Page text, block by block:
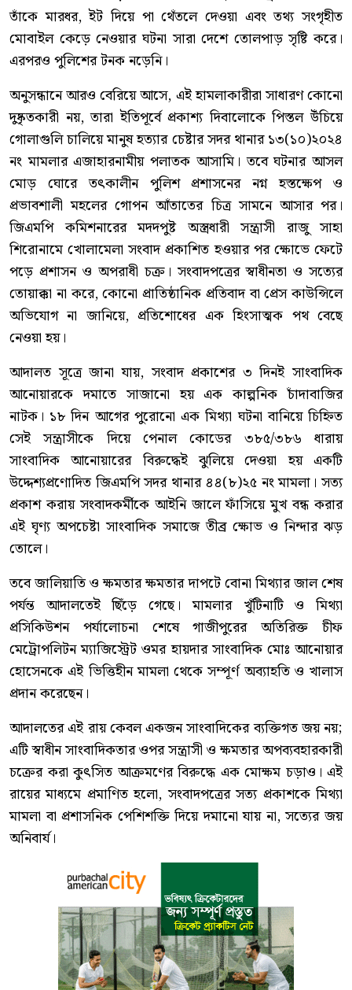
তাঁকে মারধর, ইট দিয়ে পা থেঁতলে দেওয়া এবং তথ্য সংগৃহীত
মোবাইল কেড়ে নেওয়ার ঘটনা সারা দেশে তোলপাড় সৃষ্টি করে।
এরপরও পুলিশের টনক নড়েনি।
অনুসন্ধানে আরও বেরিয়ে আসে, এই হামলাকারীরা সাধারণ কোনো
দুষ্কৃতকারী নয়, তারা ইতিপূর্বে প্রকাশ্য দিবালোকে পিস্তল উঁচিয়ে
গোলাগুলি চালিয়ে মানুষ হত্যার চেষ্টার সদর থানার ১৩(১০)২০২৪
নং মামলার এজাহারনামীয় পলাতক আসামি। তবে ঘটনার আসল
মোড় ঘোরে তৎকালীন পুলিশ প্রশাসনের নগ্ন হস্তক্ষেপ ও
প্রভাবশালী মহলের গোপন আঁতাতের চিত্র সামনে আসার পর।
জিএমপি কমিশনারের মদদপুষ্ট অস্ত্রধারী সন্ত্রাসী রাজু সাহা
শিরোনামে খোলামেলা সংবাদ প্রকাশিত হওয়ার পর ক্ষোভে ফেটে
পড়ে প্রশাসন ও অপরাধী চক্র। সংবাদপত্রের স্বাধীনতা ও সত্যের
তোয়াক্কা না করে, কোনো প্রাতিষ্ঠানিক প্রতিবাদ বা প্রেস কাউন্সিলে
অভিযোগ না জানিয়ে, প্রতিশোধের এক হিংসাত্মক পথ বেছে
নেওয়া হয়।
আদালত সূত্রে জানা যায়, সংবাদ প্রকাশের ৩ দিনই সাংবাদিক
আনোয়ারকে দমাতে সাজানো হয় এক কাল্পনিক চাঁদাবাজির
নাটক। ১৮ দিন আগের পুরোনো এক মিথ্যা ঘটনা বানিয়ে চিহ্নিত
সেই সন্ত্রাসীকে দিয়ে পেনাল কোডের ৩৮৫/৩৮৬ ধারায়
সাংবাদিক আনোয়ারের বিরুদ্ধেই ঝুলিয়ে দেওয়া হয় একটি
উদ্দেশ্যপ্রণোদিত জিএমপি সদর থানার ৪৪(৮)২৫ নং মামলা। সত্য
প্রকাশ করায় সংবাদকর্মীকে আইনি জালে ফাঁসিয়ে মুখ বন্ধ করার
এই ঘৃণ্য অপচেষ্টা সাংবাদিক সমাজে তীব্র ক্ষোভ ও নিন্দার ঝড়
তোলে।
তবে জালিয়াতি ও ক্ষমতার ক্ষমতার দাপটে বোনা মিথ্যার জাল শেষ
পর্যন্ত আদালতেই ছিঁড়ে গেছে। মামলার খুঁটিনাটি ও মিথ্যা
প্রসিকিউশন পর্যালোচনা শেষে গাজীপুরের অতিরিক্ত চীফ
মেট্রোপলিটন ম্যাজিস্ট্রেট ওমর হায়দার সাংবাদিক মোঃ আনোয়ার
হোসেনকে এই ভিত্তিহীন মামলা থেকে সম্পূর্ণ অব্যাহতি ও খালাস
প্রদান করেছেন।
আদালতের এই রায় কেবল একজন সাংবাদিকের ব্যক্তিগত জয় নয়;
এটি স্বাধীন সাংবাদিকতার ওপর সন্ত্রাসী ও ক্ষমতার অপব্যবহারকারী
চক্রের করা কুৎসিত আক্রমণের বিরুদ্ধে এক মোক্ষম চড়াও। এই
রায়ের মাধ্যমে প্রমাণিত হলো, সংবাদপত্রের সত্য প্রকাশকে মিথ্যা
মামলা বা প্রশাসনিক পেশিশক্তি দিয়ে দমানো যায় না, সত্যের জয়
অনিবার্য।